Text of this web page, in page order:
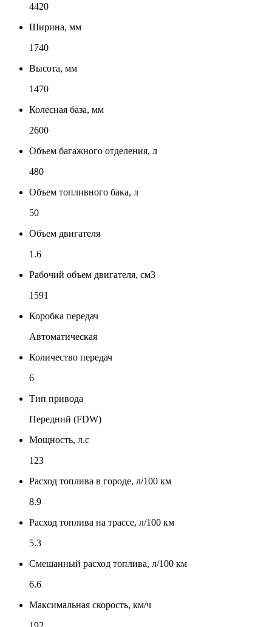
4420
Ширина, мм
1740
Высота, мм
1470
Колесная база, мм
2600
Объем багажного отделения, л
480
Объем топливного бака, л
50
Объем двигателя
1.6
Рабочий объем двигателя, см3
1591
Коробка передач
Автоматическая
Количество передач
6
Тип привода
Передний (FDW)
Мощность, л.с
123
Расход топлива в городе, л/100 км
8.9
Расход топлива на трассе, л/100 км
5.3
Смешанный расход топлива, л/100 км
6.6
Максимальная скорость, км/ч